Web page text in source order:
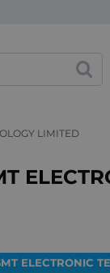
LIMITED
ELECTRONIC